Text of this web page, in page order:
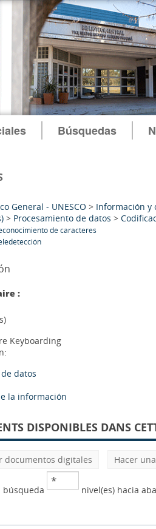
Búsquedas
General - UNESCO > Información y
> Procesamiento de datos >
de caracteres
:
Keyboarding
datos
la información
DISPONIBLES DANS
documentos digitales Hacer
búsqueda nivel(es) hacia